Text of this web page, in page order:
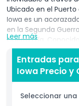
Ubicado en el Puerto
Iowa es un
en la Segunda
Guerra Fría.
emblemático
años y en una
Roosevelt durante
Museo del USS
atracciones
Ángeles. Explora el
Leer más
Entradas
Iowa Precio y
Seleccionar